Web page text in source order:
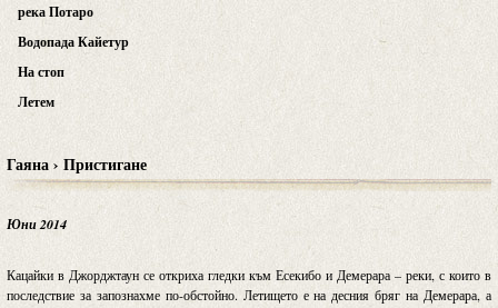
река Потаро
Водопада Кайетур
На стоп
Летем
Гаяна › Пристигане
Юни 2014
Кацайки в Джорджтаун се откриха гледки към Есекибо и Демерара – реки, с които в
последствие за запознахме по-обстойно. Летището е на десния бряг на Демерара, а